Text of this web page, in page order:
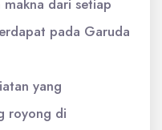
makna dari setiap
pada Garuda
yang
royong di